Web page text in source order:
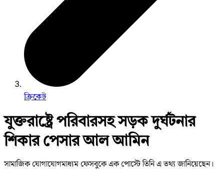
ক্রিকেট
যুক্তরাষ্ট্রে পরিবারসহ সড়ক দুর্ঘটনার
শিকার পেসার আল আমিন
সামাজিক যোগাযোগমাধ্যম ফেসবুকে এক পোস্টে তিনি এ তথ্য জানিয়েছেন।